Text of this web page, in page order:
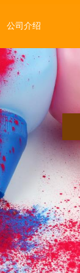
公司介绍